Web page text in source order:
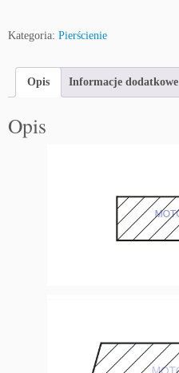
Kategoria: Pierścienie
Opis Informacje dodatkowe
Opis